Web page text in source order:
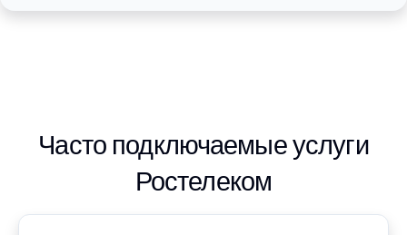
Часто подключаемые услуги
Ростелеком